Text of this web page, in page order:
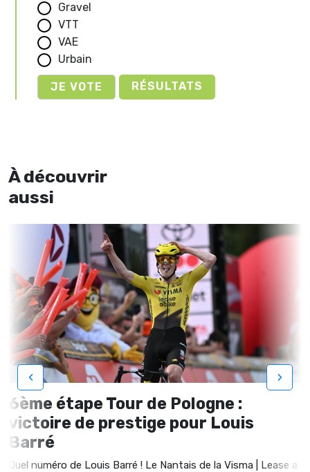
Gravel
VTT
VAE
Urbain
RÉSULTATS
À découvrir
aussi
6ème étape Tour de Pologne :
victoire de prestige pour Louis
Barré
Quel numéro de Louis Barré ! Le Nantais de la Visma | Lease a
‹ ›